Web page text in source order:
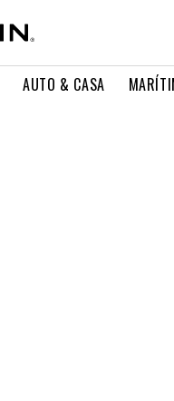
AUTO & CASA